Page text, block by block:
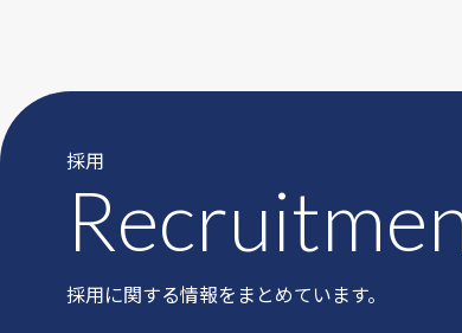
採用
採用に関する情報をまとめています。